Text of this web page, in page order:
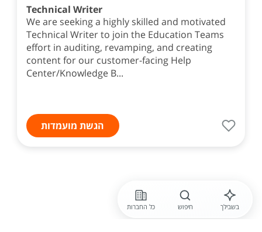
Technical Writer
We are seeking a highly skilled and motivated
Technical Writer to join the Education Teams
effort in auditing, revamping, and creating
content for our customer-facing Help
Center/Knowledge B...
הגשת מועמדות
בשבילך חיפוש כל החברות